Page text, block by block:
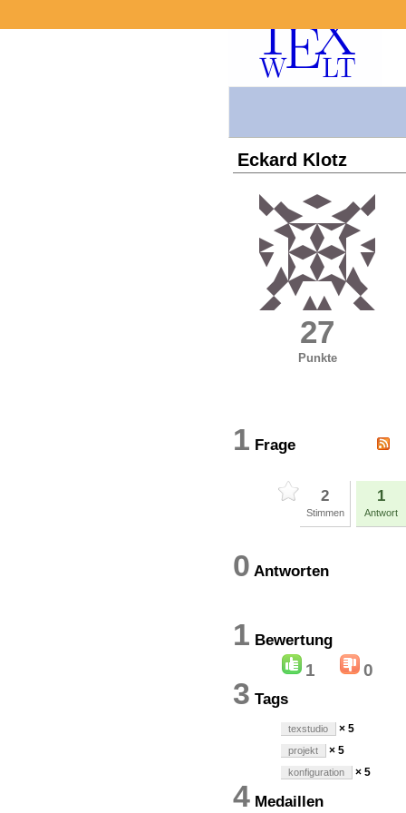
Eckard Klotz
27
Punkte
1 Frage
2
Stimmen
1
Antwort
0 Antworten
1 Bewertung
1 0
3 Tags
texstudio × 5
projekt × 5
konfiguration × 5
4 Medaillen